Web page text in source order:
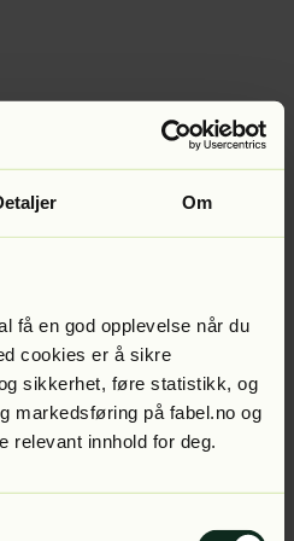
Om
få en god opplevelse når du
cookies er å sikre
sikkerhet, føre statistikk, og
markedsføring på fabel.no og
relevant innhold for deg.